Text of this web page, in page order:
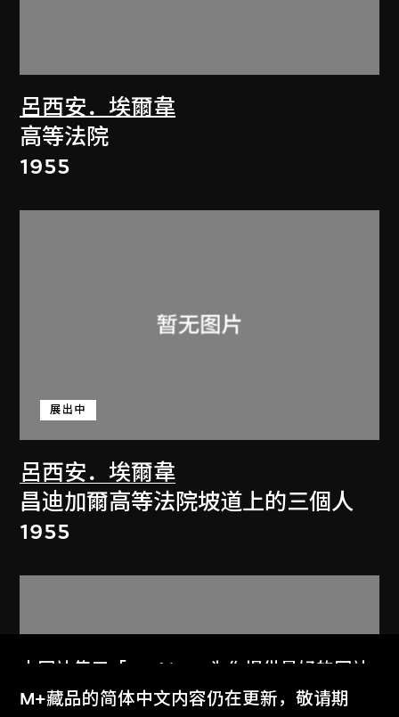
呂西安．埃爾韋
高等法院
1955
呂西安．埃爾韋
展出中
昌迪加爾高等法院坡道上的三個人
1955
本网站使用「Cookies」为你提供最好的网站
体验。
M+藏品的简体中文内容仍在更新，敬请期